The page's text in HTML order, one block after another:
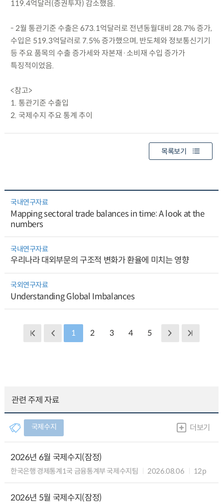
119.4억달러(증권투자) 감소했음.
- 2월 통관기준 수출은 673.1억달러로 전년동월대비 28.7% 증가,
수입은 519.3억달러로 7.5% 증가했으며, 반도체와 정보통신기기
등 주요 품목의 수출 증가세와 자본재·소비재 수입 증가가
특징적이었음.
<참고>
1. 통관기준 수출입
2. 국제수지 주요 통계 추이
목록보기
국내연구자료
Mapping sectoral trade balances in time: A look at the
numbers
국내연구자료
우리나라 대외부문의 구조적 변화가 환율에 미치는 영향
국외연구자료
Understanding Global Imbalances
1 2 3 4 5
관련 주제 자료
국제수지 더보기
2026년 6월 국제수지(잠정)
한국은행 경제통계1국 금융통계부 국제수지팀 2026.08.06 12p
2026년 5월 국제수지(잠정)